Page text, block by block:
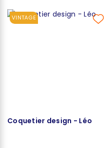
VINTAGE
Coquetier design - Léo